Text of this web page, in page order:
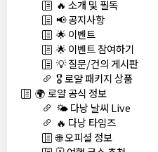
🔥 소개 및 필독
📢 공지사항
🌟 이벤트
🌟 이벤트 참여하기
💡 질문/건의 게시판
🎖️ 로얄 패키지 상품
🌍 로얄 공식 정보
🌤️ 다낭 날씨 Live
🔥 다낭 타임즈
🌐 오피셜 정보